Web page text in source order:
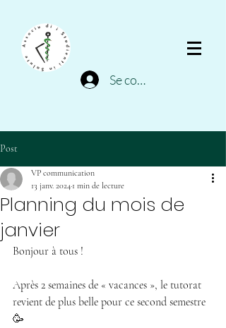
Se connecter
Post
Planning du mois de
janvier
VP communication
13 janv. 2024 1 min de lecture
Bonjour à tous !
Après 2 semaines de « vacances », le tutorat
revient de plus belle pour ce second semestre
🥳